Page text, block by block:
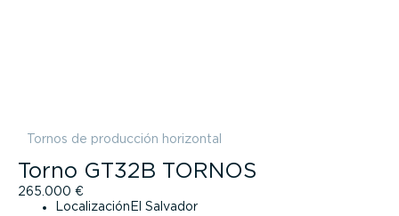
Tornos de producción horizontal
Torno GT32B TORNOS
265.000 €
Localización El Salvador